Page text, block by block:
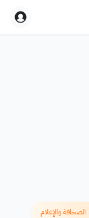
الصحافة والإعلام